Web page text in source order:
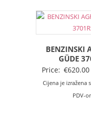
BENZINSKI
GÜDE
Price: €620.00
Cijena je izražena
PDV-